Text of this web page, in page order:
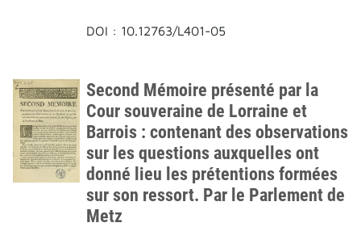
DOI : 10.12763/L401-05
Second Mémoire présenté par la
Cour souveraine de Lorraine et
Barrois : contenant des observations
sur les questions auxquelles ont
donné lieu les prétentions formées
sur son ressort. Par le Parlement de
Metz